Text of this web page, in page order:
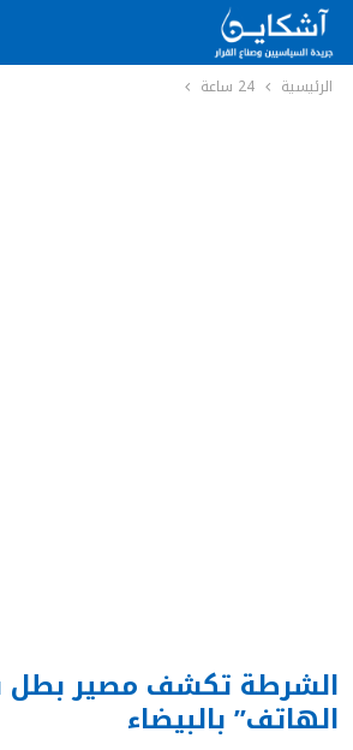
الرئيسية 24 ساعة
الشرطة تكشف مصير بطل
الهاتف” بالبيضاء